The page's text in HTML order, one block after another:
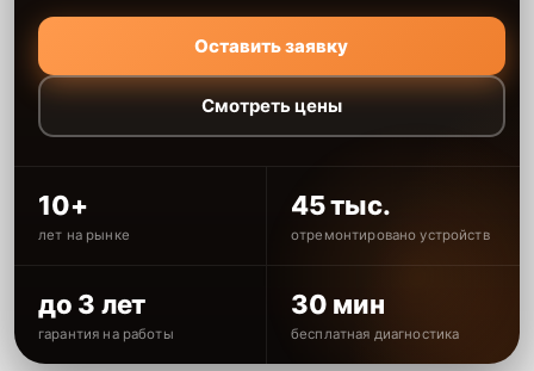
Оставить заявку
Смотреть цены
10+
лет на рынке
45 тыс.
отремонтировано устройств
до 3 лет
гарантия на работы
30 мин
бесплатная диагностика